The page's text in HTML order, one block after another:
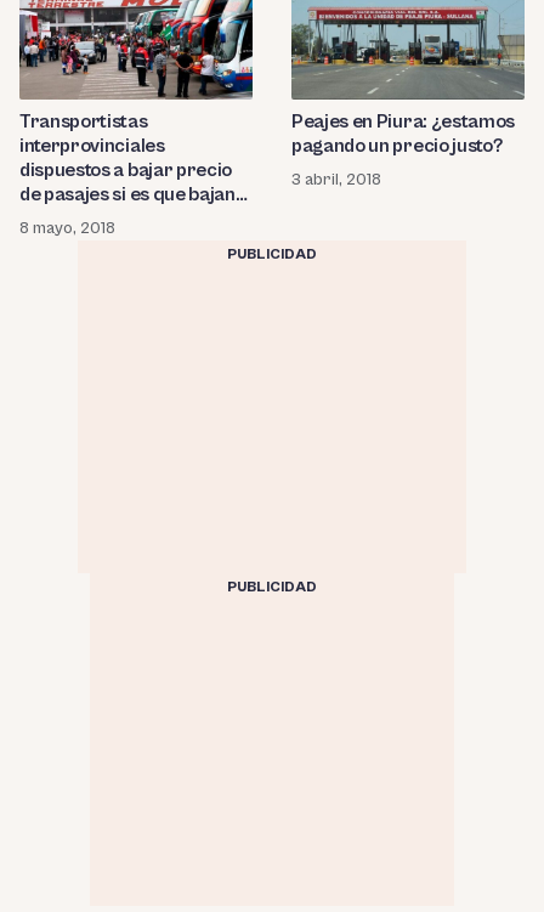
Transportistas
interprovinciales
dispuestos a bajar precio
de pasajes si es que bajan
peajes
8 mayo, 2018
Peajes en Piura: ¿estamos
pagando un precio justo?
3 abril, 2018
PUBLICIDAD
PUBLICIDAD